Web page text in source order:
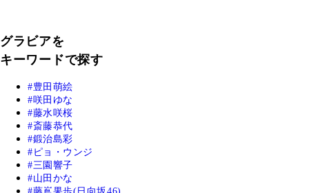
グラビアを
キーワードで探す
豊田萌絵
咲田ゆな
藤水咲桜
斎藤恭代
鍛治島彩
ピョ・ウンジ
三園響子
山田かな